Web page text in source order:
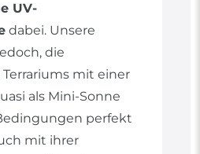
UV-
dabei. Unsere
die
mit einer
als Mini-Sonne
perfekt
mit ihrer